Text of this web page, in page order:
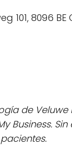
101, 8096
de
Business.